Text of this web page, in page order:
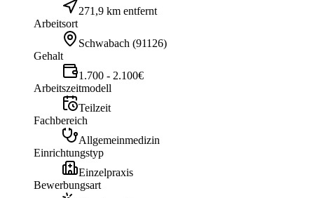
271,9 km entfernt
Arbeitsort
Schwabach (91126)
Gehalt
1.700 - 2.100€
Arbeitszeitmodell
Teilzeit
Fachbereich
Allgemeinmedizin
Einrichtungstyp
Einzelpraxis
Bewerbungsart